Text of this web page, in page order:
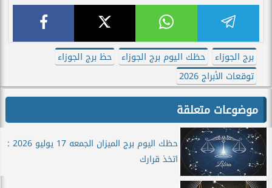
برج الجوزاء حظك اليوم برج الجوزاء
حظ برج الجوزاء
توقعات الأبراج 2026
موضوعات متعلقة
حظك اليوم برج الميزان الجمعه 17 يوليو 2026 :
اتخذ قرارك